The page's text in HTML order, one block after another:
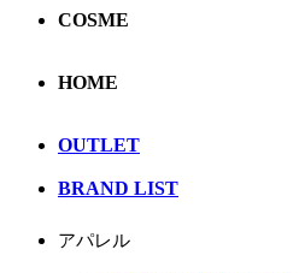
COSME
HOME
OUTLET
BRAND LIST
アパレル